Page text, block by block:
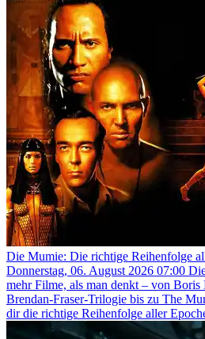
Die Mumie: Die richtige Reihenfolge
Donnerstag, 06. August 2026 07:00
mehr Filme, als man denkt – von
Brendan-Fraser-Trilogie bis zu The
dir die richtige Reihenfolge aller